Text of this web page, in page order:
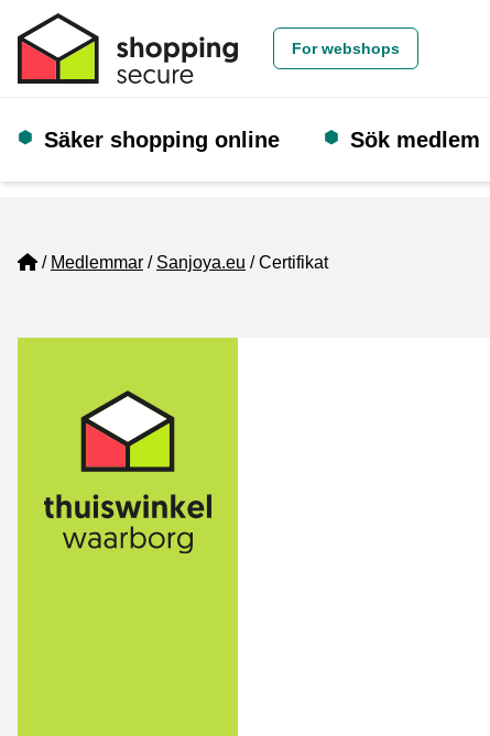
For webshops
Säker shopping online Sök medlem
Home
Medlemmar Sanjoya.eu Certifikat